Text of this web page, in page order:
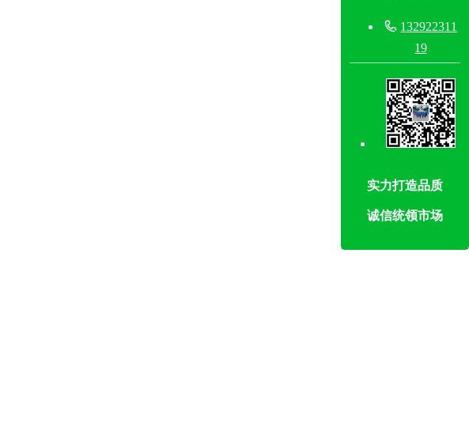
 132922311
19
实力打造品质
诚信统领市场